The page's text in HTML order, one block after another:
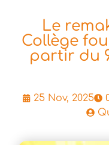
Le
Collège
partir du
25 Nov, 2025